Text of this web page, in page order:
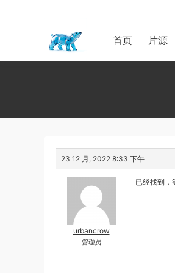
首页 片源
23 12 月, 2022 8:33 下午
urbancrow
管理员
已经找到，